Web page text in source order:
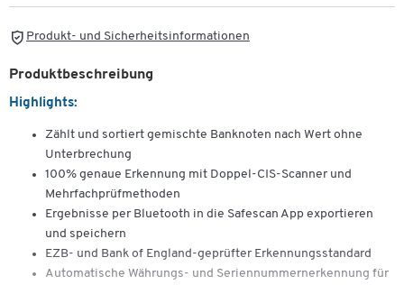
Produkt- und Sicherheitsinformationen
Produktbeschreibung
Highlights:
Zählt und sortiert gemischte Banknoten nach Wert ohne
Unterbrechung
100% genaue Erkennung mit Doppel-CIS-Scanner und
Mehrfachprüfmethoden
Ergebnisse per Bluetooth in die Safescan App exportieren
und speichern
EZB- und Bank of England-geprüfter Erkennungsstandard
Automatische Währungs- und Seriennummernerkennung für